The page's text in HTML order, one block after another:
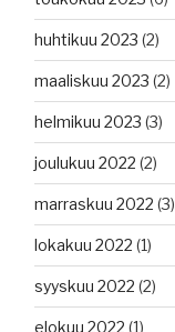
huhtikuu 2023 (2)
maaliskuu 2023 (2)
helmikuu 2023 (3)
joulukuu 2022 (2)
marraskuu 2022 (3)
lokakuu 2022 (1)
syyskuu 2022 (2)
elokuu 2022 (1)